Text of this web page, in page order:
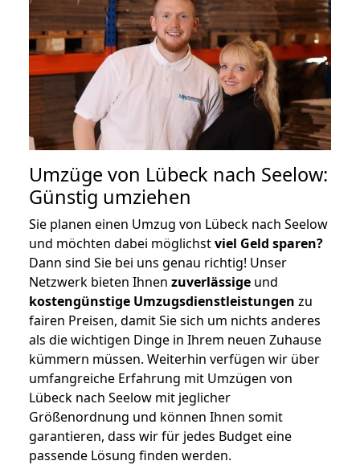
Umzüge von Lübeck nach Seelow:
Günstig umziehen
Sie planen einen Umzug von Lübeck nach Seelow
und möchten dabei möglichstviel Geld sparen?
Dann sind Sie bei uns genau richtig! Unser
Netzwerk bieten Ihnen zuverlässige und
kostengünstige Umzugsdienstleistungen zu
fairen Preisen, damit Sie sich um nichts anderes
als die wichtigen Dinge in Ihrem neuen Zuhause
kümmern müssen. Weiterhin verfügen wir über
umfangreiche Erfahrung mit Umzügen von
Lübeck nach Seelow mit jeglicher
Größenordnung und können Ihnen somit
garantieren, dass wir für jedes Budget eine
passende Lösung finden werden.